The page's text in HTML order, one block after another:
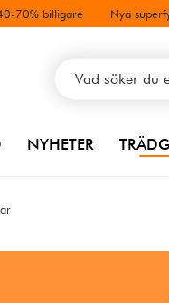
70% billigare Nya
NYHETER